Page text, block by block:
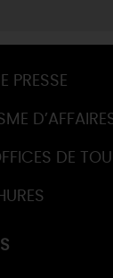
PRESSE
DE